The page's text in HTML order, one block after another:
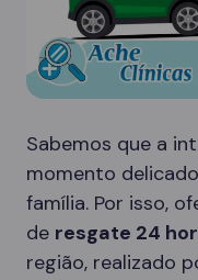
Sabemos que a
momento
família. Por isso,
de resgate 24
região, realizado